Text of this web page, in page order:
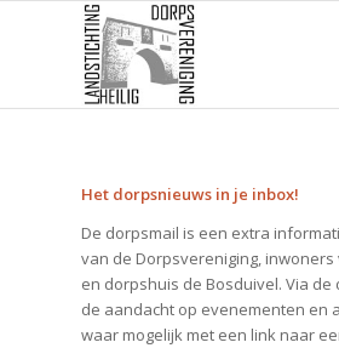
Het dorpsnieuws in je inbox!
De dorpsmail is een extra
van de Dorpsvereniging, inwoners
en dorpshuis de Bosduivel. Via
de aandacht op evenementen en
waar mogelijk met een link naar